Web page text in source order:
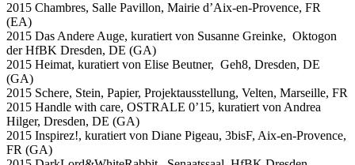
2015 Chambres, Salle Pavillon, Mairie d’Aix-en-Provence, FR
(EA)
2015 Das Andere Auge, kuratiert von Susanne Greinke, Oktogon
der HfBK Dresden, DE (GA)
2015 Heimat, kuratiert von Elise Beutner, Geh8, Dresden, DE
(GA)
2015 Schere, Stein, Papier, Projektausstellung, Velten, Marseille, FR
2015 Handle with care, OSTRALE 0’15, kuratiert von Andrea
Hilger, Dresden, DE (GA)
2015 Inspirez!, kuratiert von Diane Pigeau, 3bisF, Aix-en-Provence,
FR (GA)